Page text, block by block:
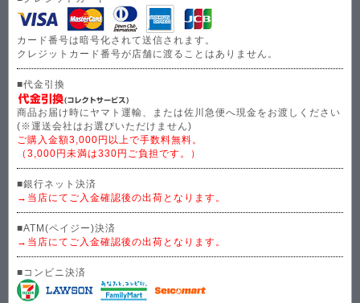
カード番号は暗号化されて送信されます。
クレジットカード番号が店舗に渡ることはありません。
■代金引換
商品お届け時にヤマト運輸、または佐川急便へ現金をお渡しください
(※運送会社はお選びいただけません)
ご購入金額3,000円以上で手数料無料。
（3,000円未満は330円ご負担です。）
■銀行ネット決済
→当店にてご入金確認後の出荷となります。
■ATM(ペイジー)決済
→当店にてご入金確認後の出荷となります。
■コンビニ決済